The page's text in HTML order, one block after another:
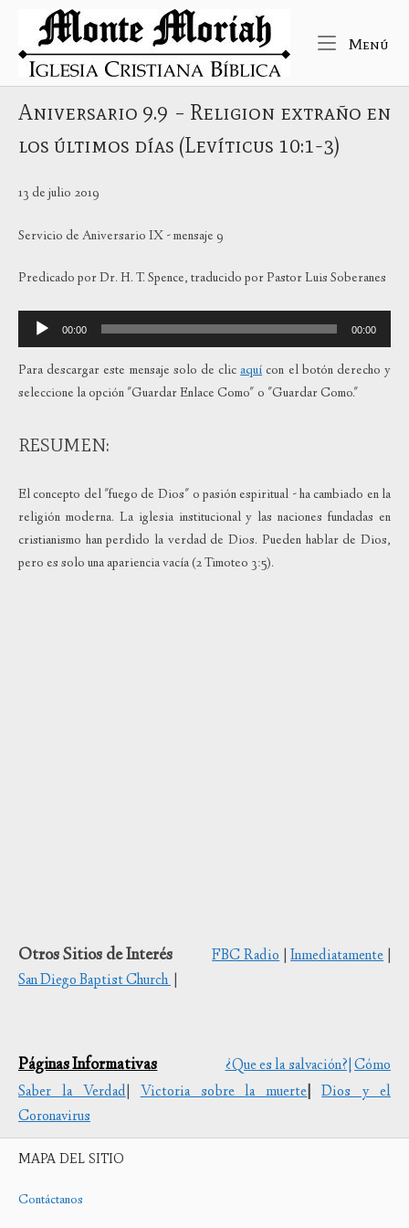
contenido
Inicio
Menú
Aniversario 9.9 – Religion extraño en
los últimos días (Levíticus 10:1-3)
13 de julio 2019
Servicio de Aniversario IX - mensaje 9
Predicado por Dr. H. T. Spence, traducido por Pastor Luis Soberanes
Reproductor
de
audio
00:00 00:00
Para descargar este mensaje solo de clicaquícon el botón derecho y
seleccione la opción "Guardar Enlace Como" o "Guardar Como."
RESUMEN:
El concepto del "fuego de Dios" o pasión espiritual - ha cambiado en la
religión moderna. La iglesia institucional y las naciones fundadas en
cristianismo han perdido la verdad de Dios. Pueden hablar de Dios,
pero es solo una apariencia vacía (2 Timoteo 3:5).
Otros Sitios de Interés FBC Radio|Inmediatamente
San Diego Baptist Church
Páginas Informativas ¿Que es la salvación?|Cómo
Saber la Verdad|Victoria sobre la muerte|
Dios y el
Coronavirus
MAPA DEL SITIO
Contáctanos